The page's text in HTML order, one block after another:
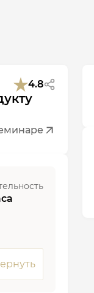
4.8